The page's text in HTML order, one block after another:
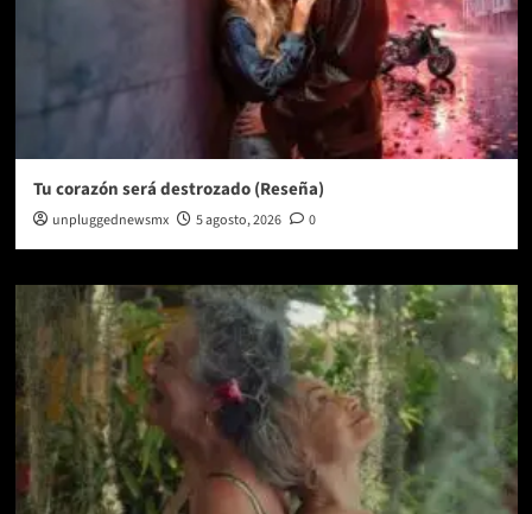
Tu corazón será destrozado (Reseña)
unpluggednewsmx 5 agosto, 2026 0